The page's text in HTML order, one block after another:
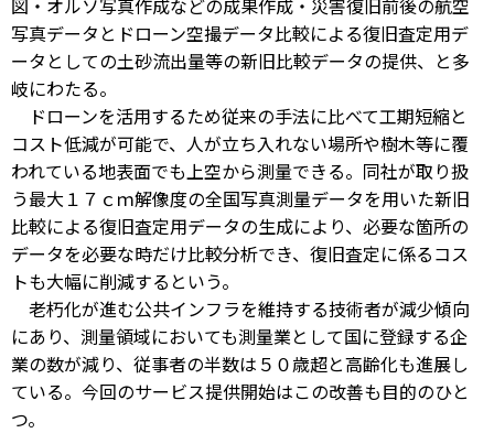
図・オルソ写真作成などの成果作成・災害復旧前後の航空
写真データとドローン空撮データ比較による復旧査定用デ
ータとしての土砂流出量等の新旧比較データの提供、と多
岐にわたる。
ドローンを活用するため従来の手法に比べて工期短縮と
コスト低減が可能で、人が立ち入れない場所や樹木等に覆
われている地表面でも上空から測量できる。同社が取り扱
う最大１７ｃｍ解像度の全国写真測量データを用いた新旧
比較による復旧査定用データの生成により、必要な箇所の
データを必要な時だけ比較分析でき、復旧査定に係るコス
トも大幅に削減するという。
老朽化が進む公共インフラを維持する技術者が減少傾向
にあり、測量領域においても測量業として国に登録する企
業の数が減り、従事者の半数は５０歳超と高齢化も進展し
ている。今回のサービス提供開始はこの改善も目的のひと
つ。